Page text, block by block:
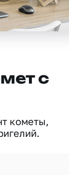
с
кометы,